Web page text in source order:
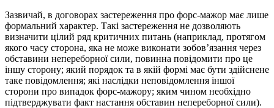
Зазвичай, в договорах застереження про форс-мажор має лише
формальний характер. Такі застереження не дозволяють
визначити цілий ряд критичних питань (наприклад, протягом
якого часу сторона, яка не може виконати зобов’язання через
обставини непереборної сили, повинна повідомити про це
іншу сторону; який порядок та в якій формі має бути здійснене
таке повідомлення; які наслідки неповідомлення іншої
сторони про випадок форс-мажору; яким чином необхідно
підтверджувати факт настання обставин непереборної сили).